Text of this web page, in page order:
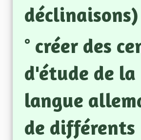
déclinaisons)
° créer des
d'étude de la
langue
de différents